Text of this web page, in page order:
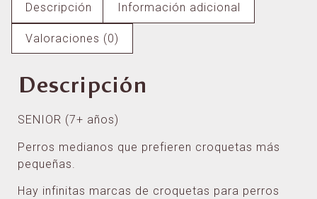
Descripción Información adicional
Valoraciones (0)
Descripción
SENIOR (7+ años)
Perros medianos que prefieren croquetas más
pequeñas.
Hay infinitas marcas de croquetas para perros